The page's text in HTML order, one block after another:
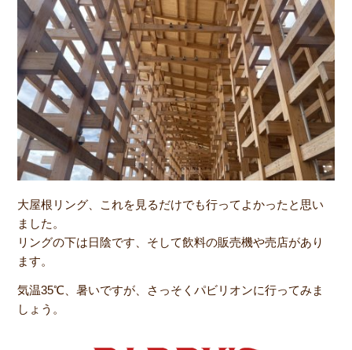
大屋根リング、これを見るだけでも行ってよかったと思い
ました。
リングの下は日陰です、そして飲料の販売機や売店があり
ます。
気温35℃、暑いですが、さっそくパビリオンに行ってみま
しょう。